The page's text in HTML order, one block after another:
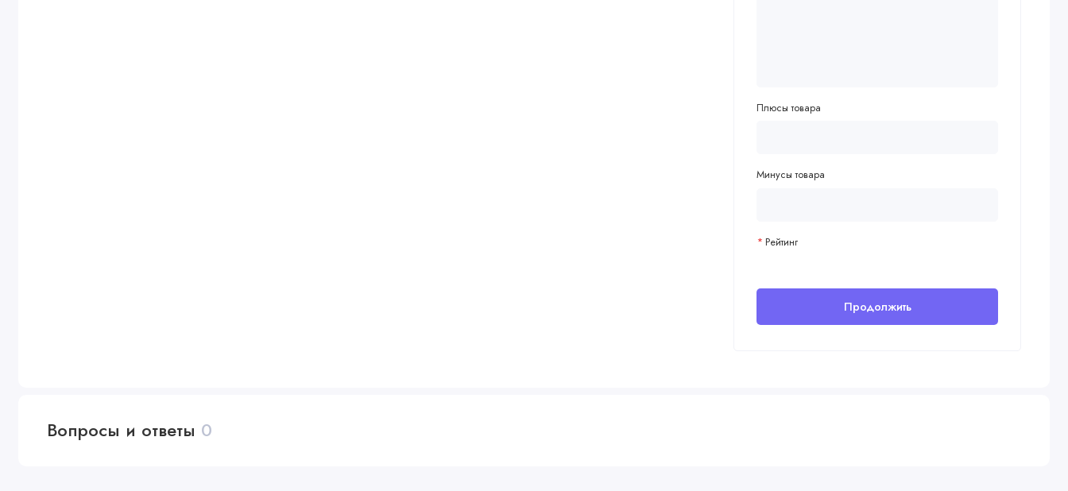
Плюсы товара
Минусы товара
Рейтинг
Продолжить
Вопросы и ответы 0